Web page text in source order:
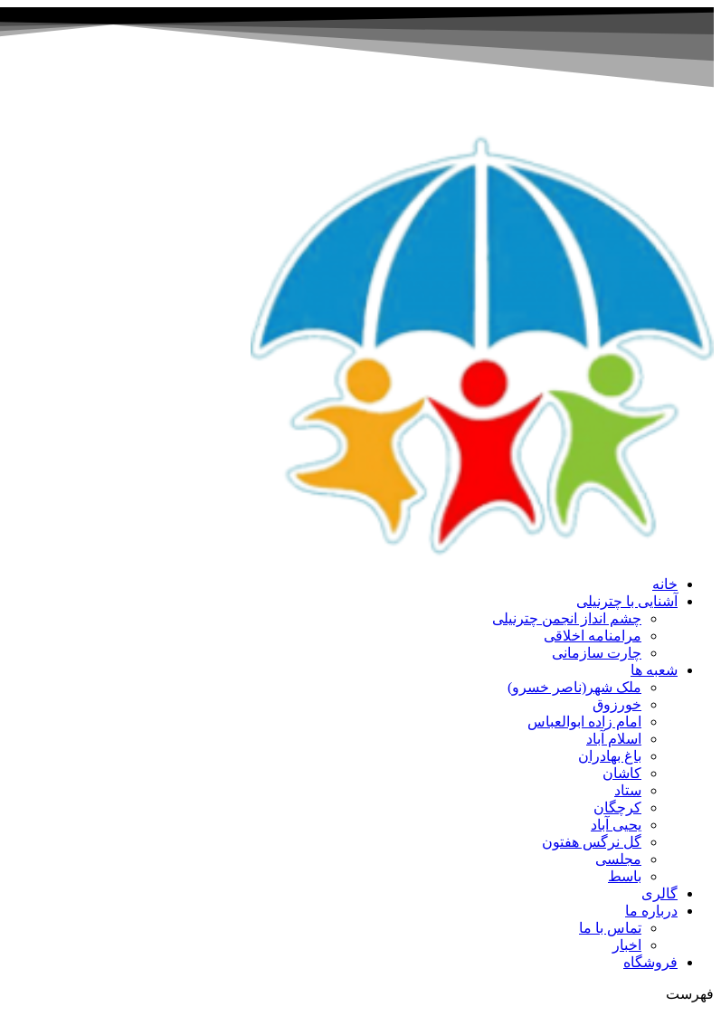
خانه
آشنایی با چترنیلی
چشم انداز انجمن چترنیلی
مرامنامه اخلاقی
چارت سازمانی
شعبه ها
ملک شهر(ناصر خسرو)
خورزوق
امام زاده ابوالعباس
اسلام آباد
باغ بهادران
کاشان
ستاد
کرچگان
یحیی آباد
گل نرگس هفتون
مجلسی
باسط
گالری
درباره ما
تماس با ما
اخبار
فروشگاه
فهرست